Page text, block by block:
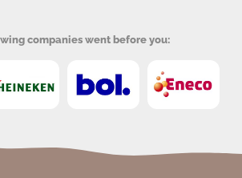
companies went before you: